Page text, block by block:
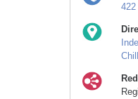
422